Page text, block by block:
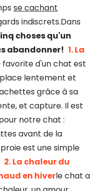
se cachant
indiscrets.Dans
choses qu'un
abandonner! 1. La
favorite d'un chat est
lentement et
grâce à sa
et capture. Il est
notre chat :
avant de la
est une simple
2. La chaleur du
en hiverle chat a